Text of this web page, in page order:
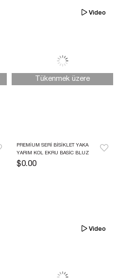
PREMIUM SERI BISIKLET YAKA
YARIM KOL EKRU BASIC BLUZ
$0.00
Tükenmek üzere
Video
Video